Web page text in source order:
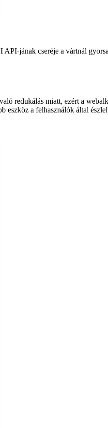
jának cseréje a vártnál
eszköz a felhasználók által